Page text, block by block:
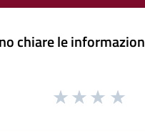
chiare le